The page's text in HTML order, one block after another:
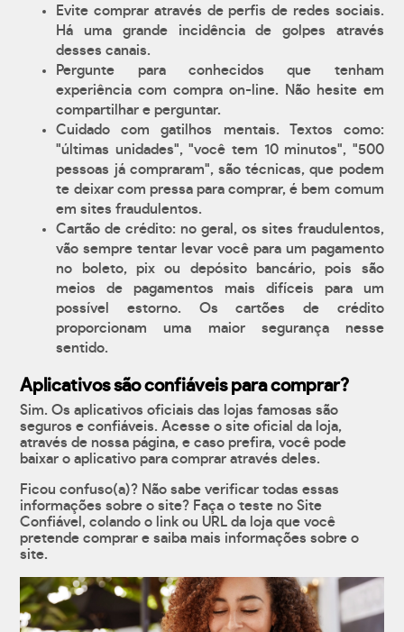
Evite comprar através de perfis de redes sociais.
Há uma grande incidência de golpes através
desses canais.
Pergunte para conhecidos que tenham
experiência com compra on-line. Não hesite em
compartilhar e perguntar.
Cuidado com gatilhos mentais. Textos como:
"últimas unidades", "você tem 10 minutos", "500
pessoas já compraram", são técnicas, que podem
te deixar com pressa para comprar, é bem comum
em sites fraudulentos.
Cartão de crédito: no geral, os sites fraudulentos,
vão sempre tentar levar você para um pagamento
no boleto, pix ou depósito bancário, pois são
meios de pagamentos mais difíceis para um
possível estorno. Os cartões de crédito
proporcionam uma maior segurança nesse
sentido.
Aplicativos são confiáveis para comprar?
Sim. Os aplicativos oficiais das lojas famosas são
seguros e confiáveis. Acesse o site oficial da loja,
através de nossa página, e caso prefira, você pode
baixar o aplicativo para comprar através deles.
Ficou confuso(a)? Não sabe verificar todas essas
informações sobre o site? Faça o teste no Site
Confiável, colando o link ou URL da loja que você
pretende comprar e saiba mais informações sobre o
site.